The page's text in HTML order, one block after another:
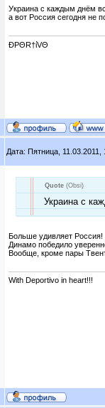
Украина с каждым днём
а вот Россия сегодня не
ĐPΘR†ίVΘ
Дата: Пятница,
Quote (Obsi)
Украина с
Больше удивляет Россия!
Динамо победило
Вообще, кроме пары
With Deportivo in heart!!!